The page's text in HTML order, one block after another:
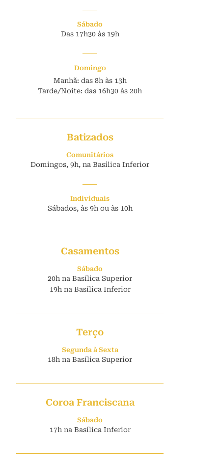
Sábado
Das 17h30 às 19h
Domingo
Manhã: das 8h às 13h
Tarde/Noite: das 16h30 às 20h
Batizados
Comunitários
Domingos, 9h, na Basílica Inferior
Individuais
Sábados, às 9h ou às 10h
Casamentos
Sábado
20h na Basílica Superior
19h na Basílica Inferior
Terço
Segunda à Sexta
18h na Basílica Superior
Coroa Franciscana
Sábado
17h na Basílica Inferior